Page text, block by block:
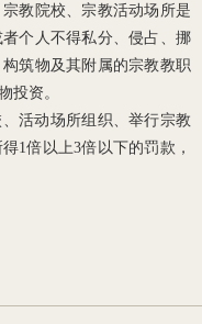
教院校、宗教活动场所是
个人不得私分、侵占、挪
筑物及其附属的宗教教职
投资。
活动场所组织、举行宗教
得1倍以上3倍以下的罚款，